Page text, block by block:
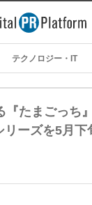
テクノロジー・IT
『たまごっち
ーズを5月下